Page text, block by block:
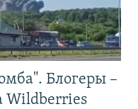
Блогеры –
Wildberries